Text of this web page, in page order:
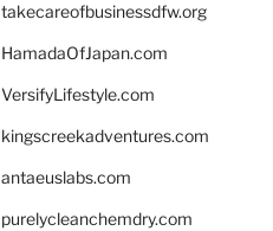
takecareofbusinessdfw.org
HamadaOfJapan.com
VersifyLifestyle.com
kingscreekadventures.com
antaeuslabs.com
purelycleanchemdry.com